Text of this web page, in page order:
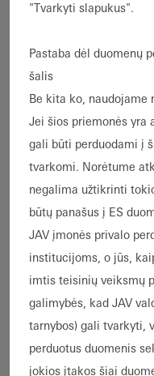
El. paštas:
PVM
Bendrovės
Įmonių
"Tvarkyti slapukus".
Pastaba dėl duomenų
šalis
Be kita ko, naudojame
Jei šios priemonės yra
gali būti perduodami į
tvarkomi. Norėtume
negalima užtikrinti
būtų panašus į ES
JAV įmonės privalo
institucijoms, o jūs,
imtis teisinių veiksmų
galimybės, kad JAV
tarnybos) gali tvarkyti,
perduotus duomenis
jokios įtakos šiai